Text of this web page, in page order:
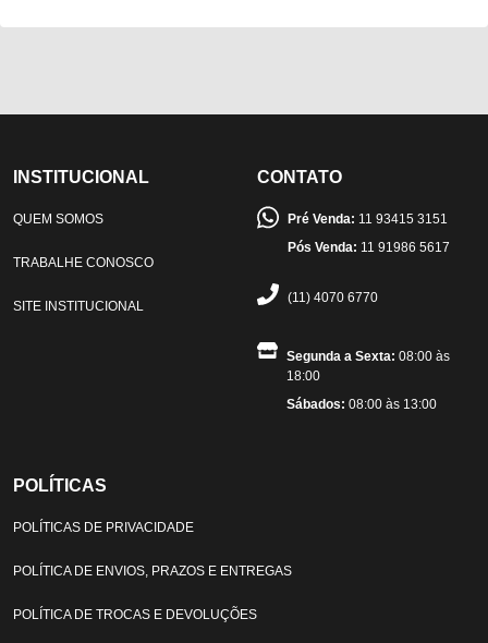
INSTITUCIONAL
QUEM SOMOS
TRABALHE CONOSCO
SITE INSTITUCIONAL
CONTATO
Pré Venda: 11 93415 3151
Pós Venda: 11 91986 5617
(11) 4070 6770
Segunda a Sexta: 08:00 às
18:00
Sábados: 08:00 às 13:00
POLÍTICAS
POLÍTICAS DE PRIVACIDADE
POLÍTICA DE ENVIOS, PRAZOS E ENTREGAS
POLÍTICA DE TROCAS E DEVOLUÇÕES